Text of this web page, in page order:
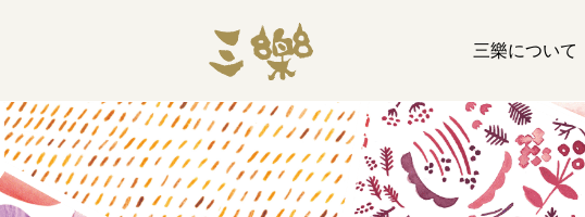
三樂について